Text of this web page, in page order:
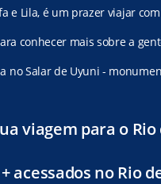
e Lila, é um prazer viajar
conhecer mais sobre a
viagem para o Rio
acessados no Rio